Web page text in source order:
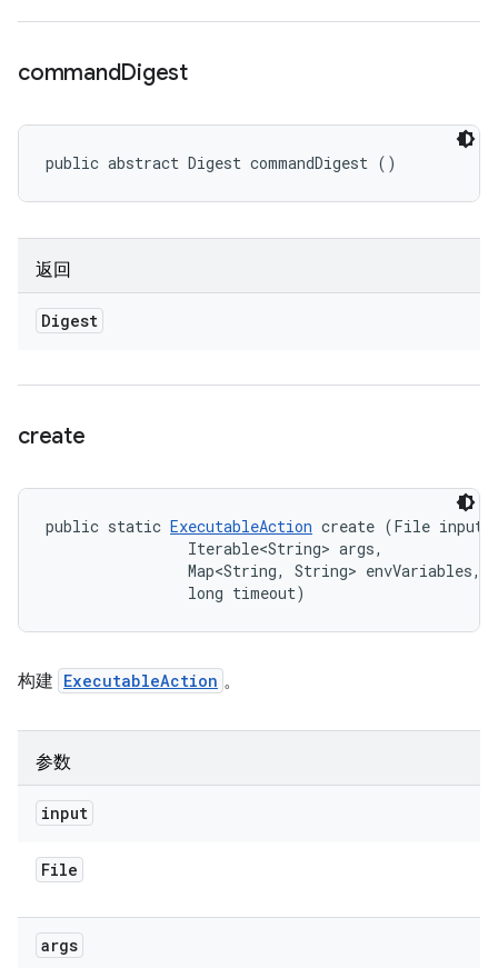
commandDigest
public abstract Digest commandDigest ()
返回
Digest
create
public static ExecutableAction create (File
                Iterable<String> args,
                Map<String, String> envVariables,
                long timeout)
构建 ExecutableAction 。
参数
input
File
args